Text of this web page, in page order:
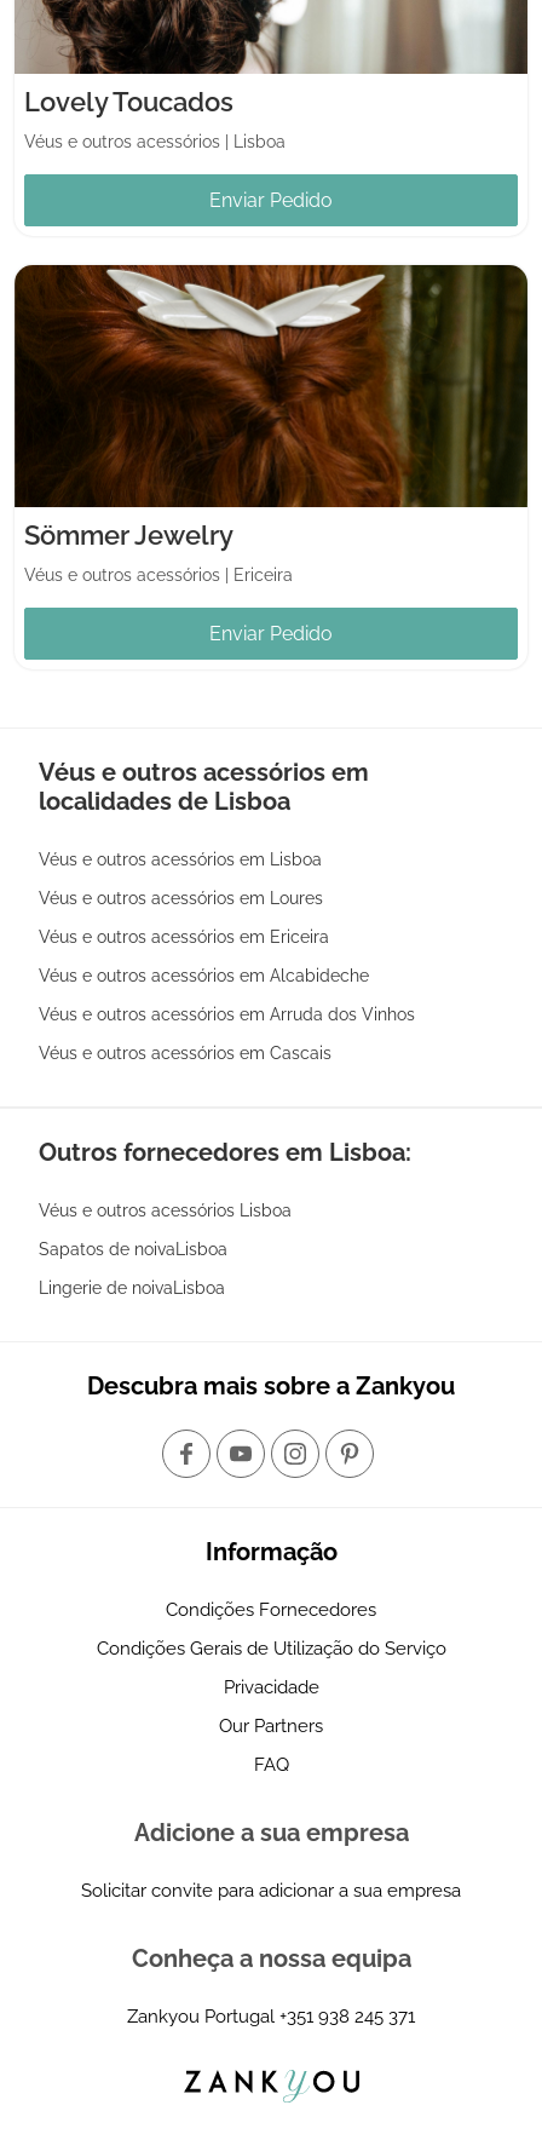
Lovely Toucados
Véus e outros acessórios Lisboa
Enviar Pedido
Sömmer Jewelry
Véus e outros acessórios Ericeira
Enviar Pedido
Véus e outros acessórios em
localidades de Lisboa
Véus e outros acessórios em Lisboa
Véus e outros acessórios em Loures
Véus e outros acessórios em Ericeira
Véus e outros acessórios em Alcabideche
Véus e outros acessórios em Arruda dos Vinhos
Véus e outros acessórios em Cascais
Outros fornecedores em Lisboa:
Véus e outros acessórios Lisboa
Sapatos de noivaLisboa
Lingerie de noivaLisboa
Descubra mais sobre a Zankyou
Informação
Condições Fornecedores
Condições Gerais de Utilização do Serviço
Privacidade
Our Partners
FAQ
Adicione a sua empresa
Solicitar convite para adicionar a sua empresa
Conheça a nossa equipa
Zankyou Portugal +351 938 245 371